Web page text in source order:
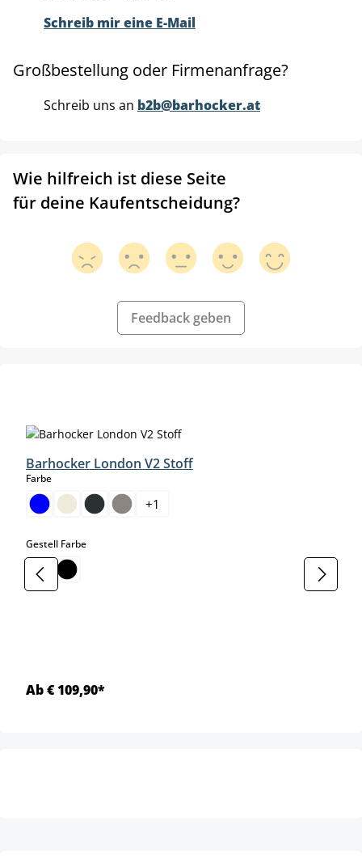
Schreib mir eine E-Mail
Großbestellung oder Firmenanfrage?
Schreib uns an b2b@barhocker.at
Wie hilfreich ist diese Seite
für deine Kaufentscheidung?
Feedback geben
Barhocker London V2 Stoff
Farbeauswählen
+1
Gestell Farbeauswählen
Ab € 109,90*